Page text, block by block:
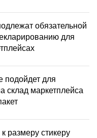
обязательной
для
подойдет для
склад маркетплейса
размеру стикеру